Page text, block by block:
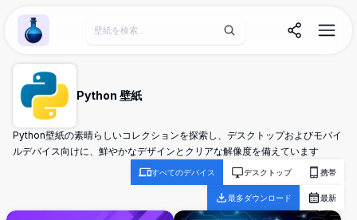
Wallpaper Alchemy
Python 壁紙
Python壁紙の素晴らしいコレクションを探索し、デスクトップおよびモバイ
ルデバイス向けに、鮮やかなデザインとクリアな解像度を備えています
すべてのデバイス デスクトップ 携帯
最多ダウンロード 最新